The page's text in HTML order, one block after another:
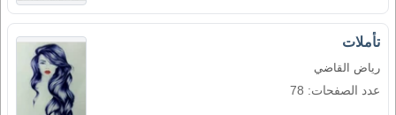
تأملات
رياض القاضي
عدد الصفحات: 78